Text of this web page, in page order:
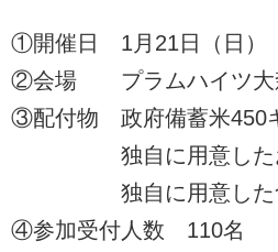
①開催日 1月21日（日）
②会場 プラムハイツ大
③配付物 政府備蓄米450
独自に用意したお
独自に用意した食
④参加受付人数 110名